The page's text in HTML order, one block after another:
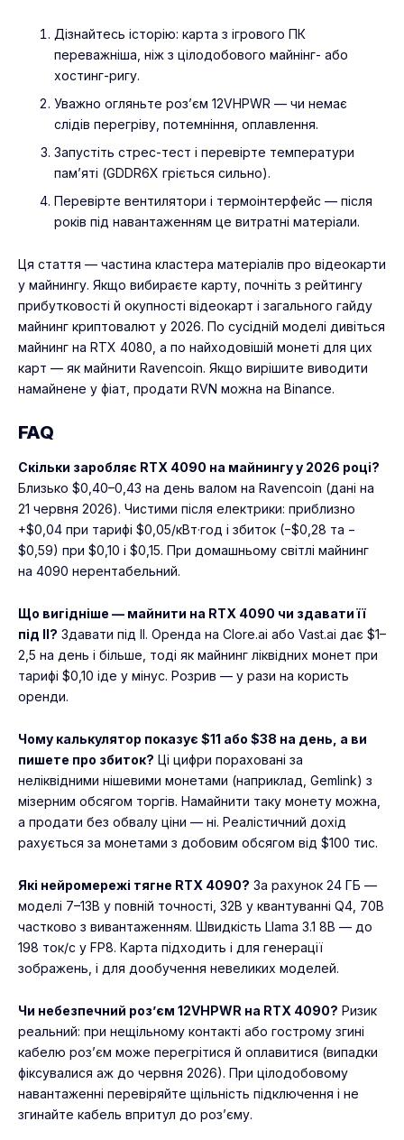
Дізнайтесь історію: карта з ігрового ПК
переважніша, ніж з цілодобового майнінг- або
хостинг-ригу.
Уважно огляньте роз’єм 12VHPWR — чи немає
слідів перегріву, потемніння, оплавлення.
Запустіть стрес-тест і перевірте температури
пам’яті (GDDR6X гріється сильно).
Перевірте вентилятори і термоінтерфейс — після
років під навантаженням це витратні матеріали.
Ця стаття — частина кластера матеріалів про відеокарти
у майнингу. Якщо вибираєте карту, почніть з рейтингу
прибутковості й окупності відеокарт і загального гайду
майнинг криптовалют у 2026. По сусідній моделі дивіться
майнинг на RTX 4080 , а по найходовішій монеті для цих
карт — як майнити Ravencoin. Якщо вирішите виводити
намайнене у фіат, продати RVN можна на Binance.
FAQ
Скільки заробляє RTX 4090 на майнингу у 2026 році?
Близько $0,40–0,43 на день валом на Ravencoin (дані на
21 червня 2026). Чистими після електрики: приблизно
+$0,04 при тарифі $0,05/кВт·год і збиток (−$0,28 та −
$0,59) при $0,10 і $0,15. При домашньому світлі майнинг
на 4090 нерентабельний.
Що вигідніше — майнити на RTX 4090 чи здавати її
під ІІ? Здавати під ІІ. Оренда на Clore.ai або Vast.ai дає $1–
2,5 на день і більше, тоді як майнинг ліквідних монет при
тарифі $0,10 іде у мінус. Розрив — у рази на користь
оренди.
Чому калькулятор показує $11 або $38 на день, а ви
пишете про збиток? Ці цифри пораховані за
неліквідними нішевими монетами (наприклад, Gemlink) з
мізерним обсягом торгів. Намайнити таку монету можна,
а продати без обвалу ціни — ні. Реалістичний дохід
рахується за монетами з добовим обсягом від $100 тис.
Які нейромережі тягне RTX 4090? За рахунок 24 ГБ —
моделі 7–13B у повній точності, 32B у квантуванні Q4, 70B
частково з вивантаженням. Швидкість Llama 3.1 8B — до
198 ток/с у FP8. Карта підходить і для генерації
зображень, і для дообучення невеликих моделей.
Чи небезпечний роз’єм 12VHPWR на RTX 4090? Ризик
реальний: при нещільному контакті або гострому згині
кабелю роз’єм може перегрітися й оплавитися (випадки
фіксувалися аж до червня 2026). При цілодобовому
навантаженні перевіряйте щільність підключення і не
згинайте кабель впритул до роз’єму.